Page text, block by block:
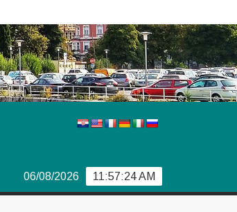
11:57:25 AM
06/08/2026